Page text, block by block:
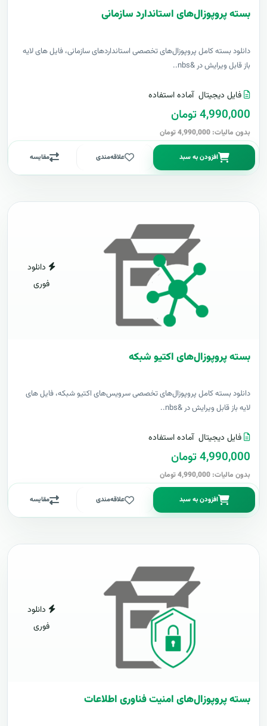
بسته پروپوزال‌های استاندارد سازمانی
دانلود بسته کامل پروپوزال‌های تخصصی استانداردهای سازمانی، فایل های لایه
باز قابل ویرایش در &nbs..
فایل دیجیتال آماده استفاده
4,990,000 تومان
بدون مالیات: 4,990,000 تومان
افزودن به سبد علاقه‌مندی مقایسه
دانلود
فوری
بسته پروپوزال‌های اکتیو شبکه
دانلود بسته کامل پروپوزال‌های تخصصی سرویس‌های اکتیو شبکه، فایل های
لایه باز قابل ویرایش در &nbs..
فایل دیجیتال آماده استفاده
4,990,000 تومان
بدون مالیات: 4,990,000 تومان
افزودن به سبد علاقه‌مندی مقایسه
دانلود
فوری
بسته پروپوزال‌های امنیت فناوری اطلاعات